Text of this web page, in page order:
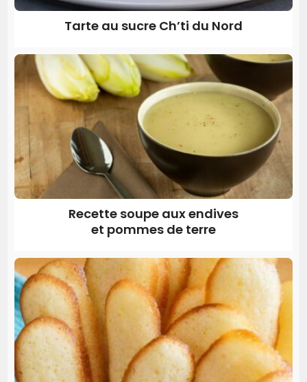
Tarte au sucre Ch’ti du Nord
Recette soupe aux endives
et pommes de terre